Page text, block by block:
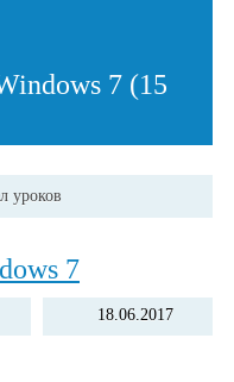
7 (15
уроков
по теме:
7
18.06.2017